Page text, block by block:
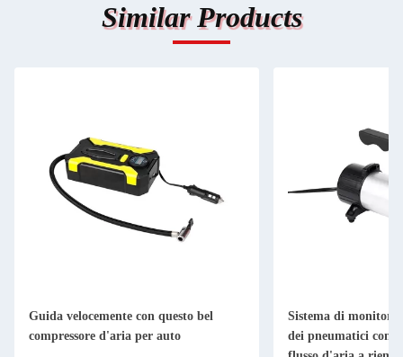
Similar Products
Guida velocemente con questo bel
compressore d'aria per auto
Sistema di
dei pneumatici con